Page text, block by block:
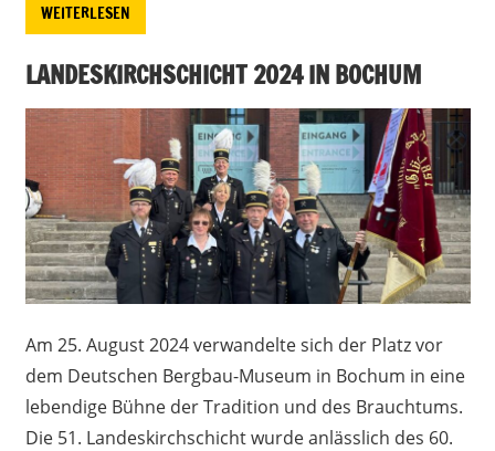
WEITERLESEN
LANDESKIRCHSCHICHT 2024 IN BOCHUM
Am 25. August 2024 verwandelte sich der Platz vor
dem Deutschen Bergbau-Museum in Bochum in eine
lebendige Bühne der Tradition und des Brauchtums.
Die 51. Landeskirchschicht wurde anlässlich des 60.